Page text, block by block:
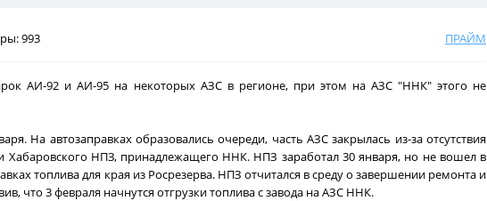
993 ПРАЙМ
АИ-92 и АИ-95 на некоторых АЗС в регионе, при этом на АЗС "ННК" этого не
На автозаправках образовались очереди, часть АЗС закрылась из-за отсутствия
Хабаровского НПЗ, принадлежащего ННК. НПЗ заработал 30 января, но не вошел в
топлива для края из Росрезерва. НПЗ отчитался в среду о завершении ремонта и
что 3 февраля начнутся отгрузки топлива с завода на АЗС ННК.